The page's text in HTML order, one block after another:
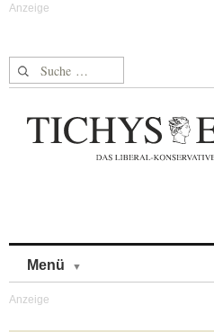
Suche nach:
Menü